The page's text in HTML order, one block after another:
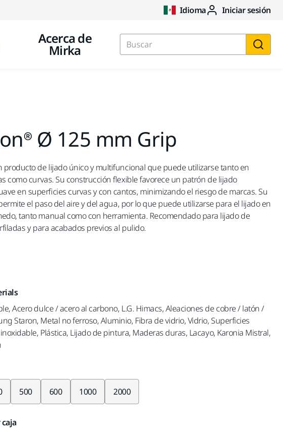
Idioma Iniciar sesión
Acerca de
Mirka Buscar
Ø 125 mm Grip
producto de lijado único y multifuncional que puede utilizarse tanto en
como curvas. Su construcción flexible favorece un patrón de lijado
en superficies curvas y con cantos, minimizando el riesgo de marcas. Su
el paso del aire y del agua, por lo que puede utilizarse para el lijado en
tanto manual como con herramienta. Recomendado para lijado de
y para acabados previos al pulido.
Acero dulce / acero al carbono, L.G. Himacs, Aleaciones de cobre / latón /
Staron, Metal no ferroso, Aluminio, Fibra de vidrio, Vidrio, Superficies
Plástica, Lijado de pintura, Maderas duras, Lacayo, Karonia Mistral,
500 600 1000 2000